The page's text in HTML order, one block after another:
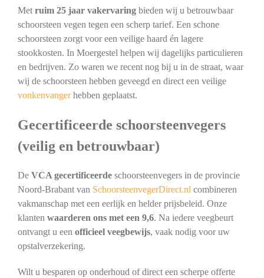
Metruim 25 jaar vakervaringbieden wij u betrouwbaar
schoorsteen vegen tegen een scherp tarief. Een schone
schoorsteen zorgt voor een veilige haard én lagere
stookkosten. In Moergestel helpen wij dagelijks particulieren
en bedrijven. Zo waren we recent nog bij u in de straat, waar
wij de schoorsteen hebben geveegd en direct een veilige
vonkenvangerhebben geplaatst.
Gecertificeerde schoorsteenvegers
(veilig en betrouwbaar)
De VCA gecertificeerdeschoorsteenvegers in de provincie
Noord-Brabant van SchoorsteenvegerDirect.nl combineren
vakmanschap met een eerlijk en helder prijsbeleid. Onze
klanten waarderen ons met een 9,6. Na iedere veegbeurt
ontvangt u een officieel veegbewijs, vaak nodig voor uw
opstalverzekering.
Wilt u besparen op onderhoud of direct een scherpe offerte